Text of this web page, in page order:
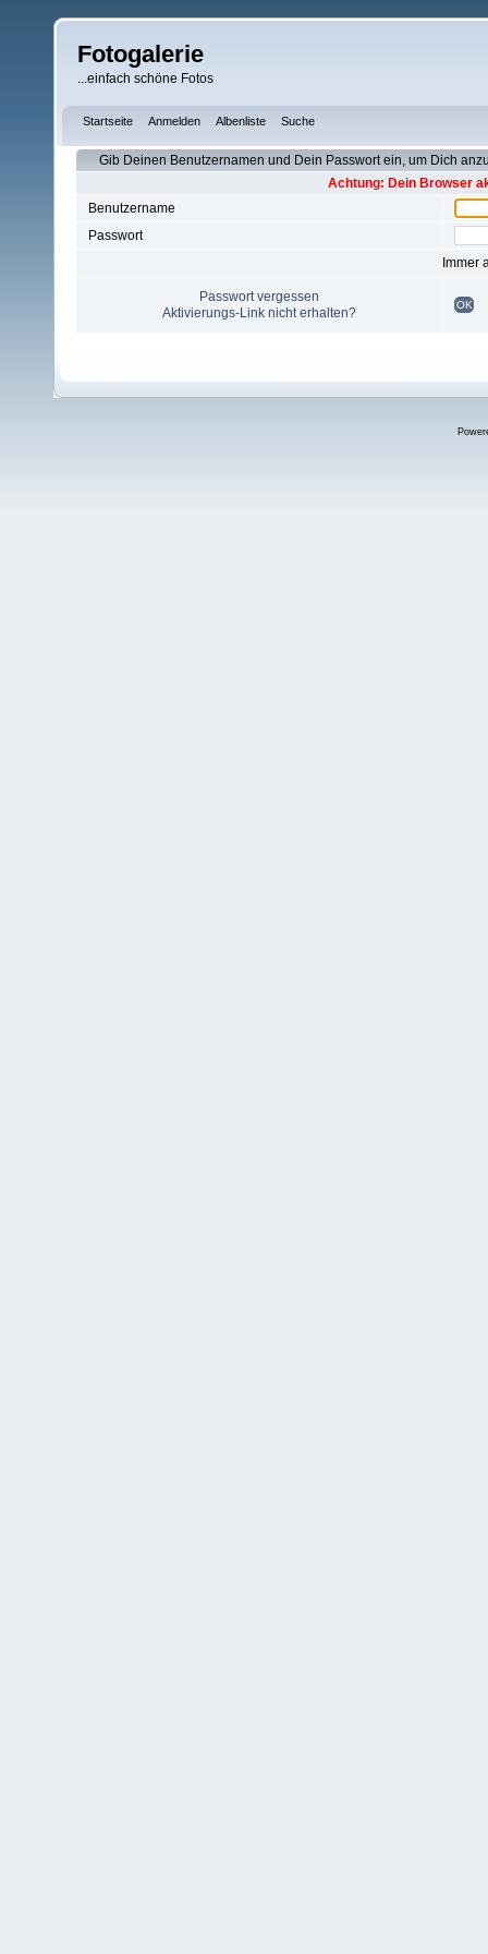
Fotogalerie
...einfach schöne Fotos
Startseite Anmelden Albenliste Suche
Gib Deinen Benutzernamen und Dein Passwort ein, um Dich
Achtung: Dein Browser
Benutzername
Passwort
Immer
Passwort vergessen
Aktivierungs-Link nicht erhalten?
OK